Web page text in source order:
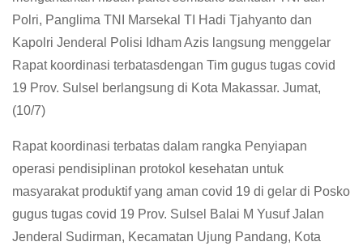
Polri, Panglima TNI Marsekal TI Hadi Tjahyanto dan
Kapolri Jenderal Polisi Idham Azis langsung menggelar
Rapat koordinasi terbatasdengan Tim gugus tugas covid
19 Prov. Sulsel berlangsung di Kota Makassar. Jumat,
(10/7)
Rapat koordinasi terbatas dalam rangka Penyiapan
operasi pendisiplinan protokol kesehatan untuk
masyarakat produktif yang aman covid 19 di gelar di Posko
gugus tugas covid 19 Prov. Sulsel Balai M Yusuf Jalan
Jenderal Sudirman, Kecamatan Ujung Pandang, Kota